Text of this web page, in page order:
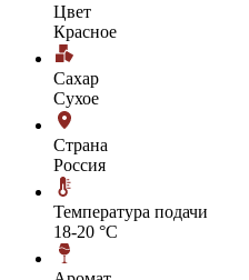
Цвет
Красное
Сахар
Сухое
Страна
Россия
Температура подачи
18-20 °С